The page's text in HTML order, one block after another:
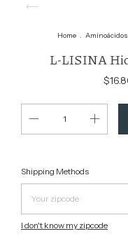
Home . Aminoácidos
L-LISINA
Shipping for zipcode:
Shipping Methods
I don't know my zipcode